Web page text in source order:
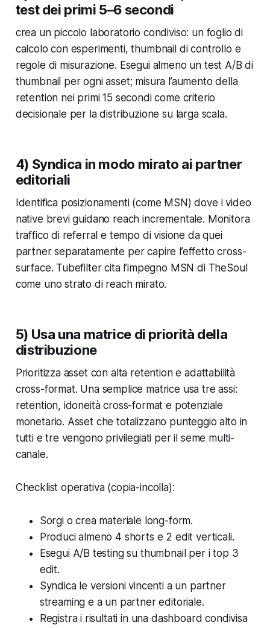
test dei primi 5–6 secondi
crea un piccolo laboratorio condiviso: un foglio di
calcolo con esperimenti, thumbnail di controllo e
regole di misurazione. Esegui almeno un test A/B di
thumbnail per ogni asset; misura l’aumento della
retention nei primi 15 secondi come criterio
decisionale per la distribuzione su larga scala.
4) Syndica in modo mirato ai partner
editoriali
Identifica posizionamenti (come MSN) dove i video
native brevi guidano reach incrementale. Monitora
traffico di referral e tempo di visione da quei
partner separatamente per capire l’effetto cross-
surface. Tubefilter cita l’impegno MSN di TheSoul
come uno strato di reach mirato.
5) Usa una matrice di priorità della
distribuzione
Prioritizza asset con alta retention e adattabilità
cross-format. Una semplice matrice usa tre assi:
retention, idoneità cross-format e potenziale
monetario. Asset che totalizzano punteggio alto in
tutti e tre vengono privilegiati per il seme multi-
canale.
Checklist operativa (copia-incolla):
Sorgi o crea materiale long-form.
Produci almeno 4 shorts e 2 edit verticali.
Esegui A/B testing su thumbnail per i top 3
edit.
Syndica le versioni vincenti a un partner
streaming e a un partner editoriale.
Registra i risultati in una dashboard condivisa